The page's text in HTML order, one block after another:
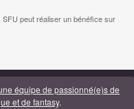
peut réaliser un bénéfice sur
équipe de passionné(e)s de
et de fantasy.